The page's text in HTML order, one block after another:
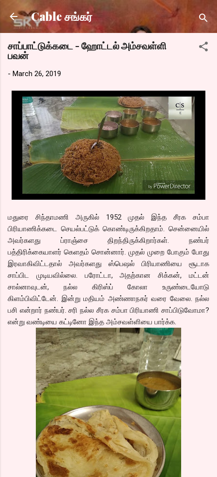
Skip to main content
Cable சங்கர்
சாப்பாட்டுக்கடை - ஹோட்டல் அம்சவள்ளி
பவன்
- March 26, 2019
மதுரை சிந்தாமணி அருகில் 1952 முதல் இந்த சீரக சம்பா
பிரியாணிக்கடை செயல்பட்டுக் கொண்டிருக்கிறதாம். சென்னையில்
அவர்களது ப்ராஞ்சை திறந்திருக்கிறார்கள். நண்பர்
பத்திரிக்கையாளர் கெளதம் சொன்னார். முதல் முறை போகும் போது
இரவாகிவிட்டதால் அவர்களது ஸ்பெஷல் பிரியாணியை சூடாக
சாப்பிட முடியவில்லை. பரோட்டா, அதற்கான சிக்கன், மட்டன்
சால்னாவுடன், நல்ல கிரிஸ்ப் கோலா உருண்டையோடு
கிளம்பிவிட்டேன். இன்று மதியம் அண்ணாநகர் வரை வேலை. நல்ல
பசி என்றார் நண்பர். சரி நல்ல சீரக சம்பா பிரியாணி சாப்பிடுவோமா?
என்று வண்டியை கட்டினோ இந்த அம்சவள்ளியை பார்க்க.